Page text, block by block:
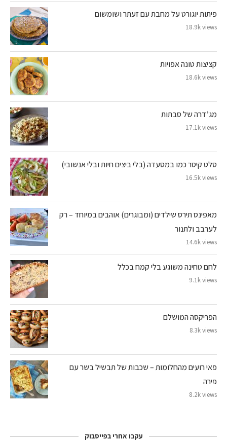
פיתות יוגורט על מחבת עם זעתר ושומשום
18.9k views
קציצות טונה אפויות
18.6k views
מג’דרה של סבתות
17.1k views
סלט קיסר כמו במסעדה (בלי ביצים חיות ובלי אנשובי)
16.5k views
מאפינס תירס שילדים (ומבוגרים) אוהבים במיוחד – רק
לערבב ולתנור
14.6k views
לחם טחינה משוגע בלי קמח בכלל
9.1k views
הפריקסה המושלם
8.3k views
פאי רועים מהחלומות – שכבות של תבשיל בשר עם
פירה
8.2k views
עקבו אחרי בפייסבוק